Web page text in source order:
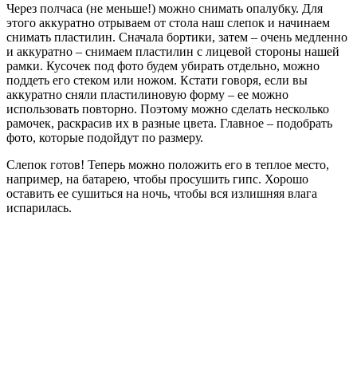
Через полчаса (не меньше!) можно снимать опалубку. Для
этого аккуратно отрываем от стола наш слепок и начинаем
снимать пластилин. Сначала бортики, затем – очень медленно
и аккуратно – снимаем пластилин с лицевой стороны нашей
рамки. Кусочек под фото будем убирать отдельно, можно
поддеть его стеком или ножом. Кстати говоря, если вы
аккуратно сняли пластилиновую форму – ее можно
использовать повторно. Поэтому можно сделать несколько
рамочек, раскрасив их в разные цвета. Главное – подобрать
фото, которые подойдут по размеру.
Слепок готов! Теперь можно положить его в теплое место,
например, на батарею, чтобы просушить гипс. Хорошо
оставить ее сушиться на ночь, чтобы вся излишняя влага
испарилась.